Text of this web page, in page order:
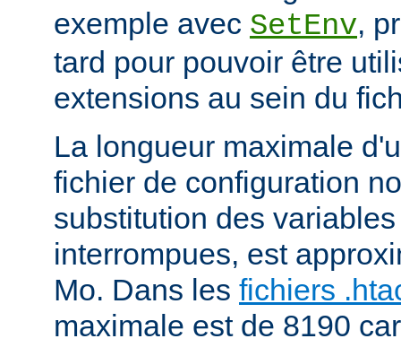
exemple avec SetEnv,
tard pour pouvoir être
extensions au sein du
La longueur maximale
fichier de configuration
substitution des
interrompues, est
Mo. Dans les fichiers
maximale est de 8190